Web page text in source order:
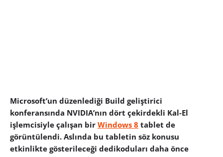
Microsoft’un düzenlediği Build geliştirici
konferansında NVIDIA’nın dört çekirdekli Kal-El
işlemcisiyle çalışan bir Windows 8 tablet de
görüntülendi. Aslında bu tabletin söz konusu
etkinlikte gösterileceği dedikoduları daha önce